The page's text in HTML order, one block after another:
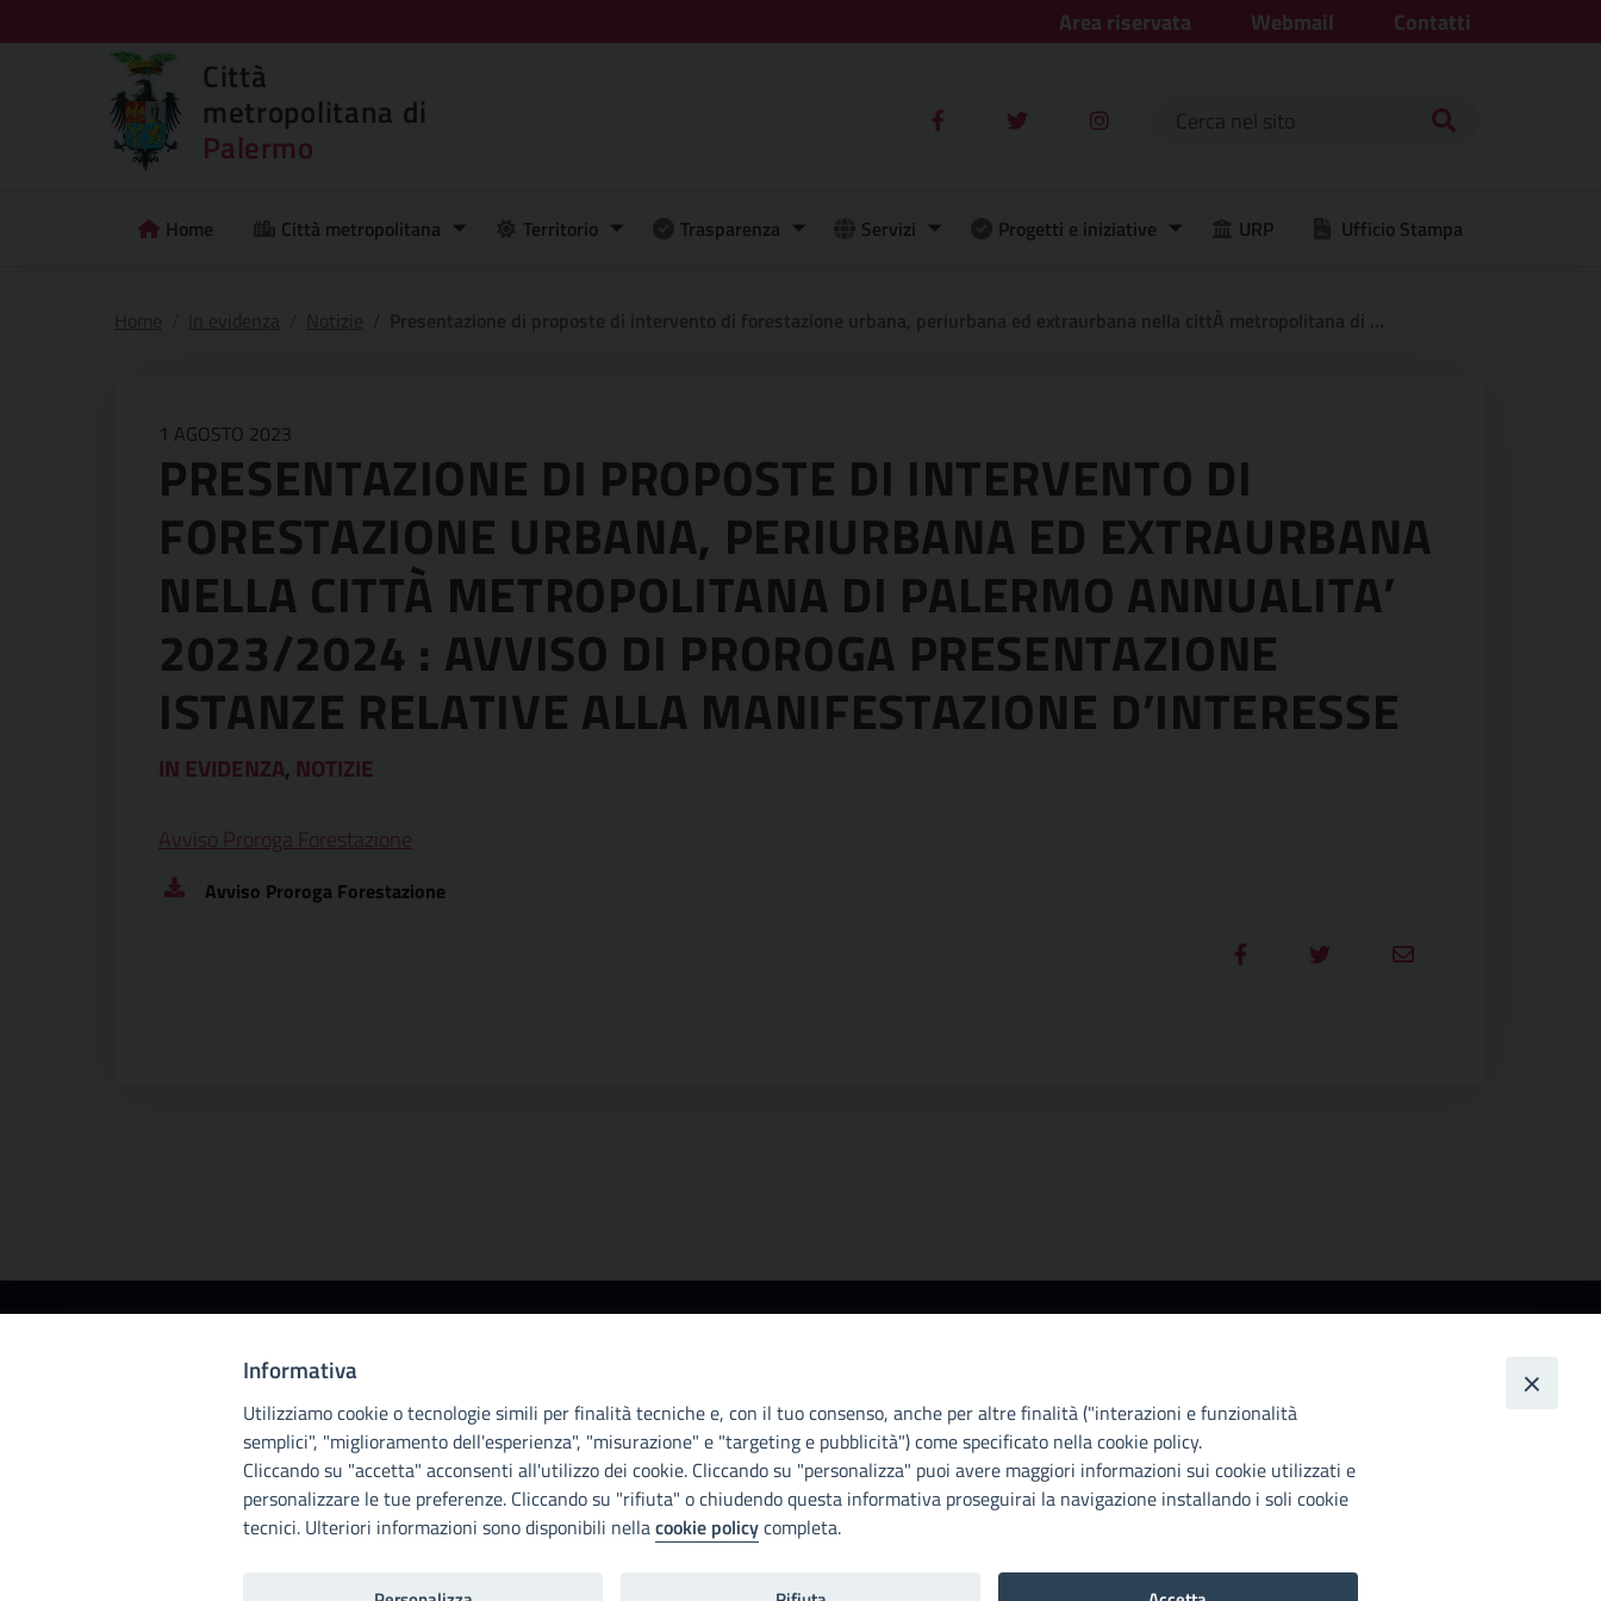
Area riservata Webmail Contatti
Città
metropolitana di
Palermo Ricerca per:
Home Città metropolitana Territorio Trasparenza Servizi Progetti e iniziative URP Ufficio Stampa
1 AGOSTO 2023
PRESENTAZIONE DI PROPOSTE DI INTERVENTO DI
FORESTAZIONE URBANA, PERIURBANA ED EXTRAURBANA
NELLA CITTÀ METROPOLITANA DI PALERMO ANNUALITA’
2023/2024 : AVVISO DI PROROGA PRESENTAZIONE
ISTANZE RELATIVE ALLA MANIFESTAZIONE D’INTERESSE
IN EVIDENZA, NOTIZIE
Avviso Proroga Forestazione
Avviso Proroga Forestazione
metropolitana di
Palermo
Via Maqueda, 100 - 90134 - Palermo
Cod. Fisc. 80021470820
PEC: cm.pa@cert.cittametropolitana.pa.it
I nostri canali social
il proprio sito web accessibile, conformemente al
D.lgs. 10 agosto 2018, n°106 che ha recepito la
direttiva UE 2016/2102 del Parlamento euopeo e del
Consiglio.
Informativa
Utilizziamo cookie o tecnologie simili per finalità tecniche e, con il tuo consenso, anche per altre finalità ("interazioni e funzionalità
semplici", "miglioramento dell'esperienza", "misurazione" e "targeting e pubblicità") come specificato nella cookie policy.
Cliccando su "accetta" acconsenti all'utilizzo dei cookie. Cliccando su "personalizza" puoi avere maggiori informazioni sui cookie utilizzati e
personalizzare le tue preferenze. Cliccando su "rifiuta" o chiudendo questa informativa proseguirai la navigazione installando i soli cookie
tecnici. Ulteriori informazioni sono disponibili nellacookie policycompleta.